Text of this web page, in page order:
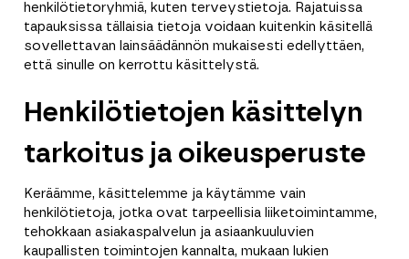
henkilötietoryhmiä, kuten terveystietoja. Rajatuissa
tapauksissa tällaisia tietoja voidaan kuitenkin käsitellä
sovellettavan lainsäädännön mukaisesti edellyttäen,
että sinulle on kerrottu käsittelystä.
Henkilötietojen käsittelyn
tarkoitus ja oikeusperuste
Keräämme, käsittelemme ja käytämme vain
henkilötietoja, jotka ovat tarpeellisia liiketoimintamme,
tehokkaan asiakaspalvelun ja asiaankuuluvien
kaupallisten toimintojen kannalta, mukaan lukien